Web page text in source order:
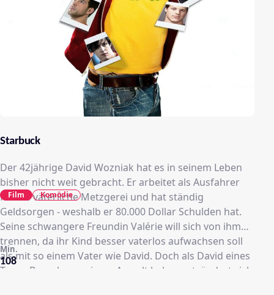
Starbuck
Der 42jährige David Wozniak hat es in seinem Leben
bisher nicht weit gebracht. Er arbeitet als Ausfahrer
für die väterliche Metzgerei und hat ständig
Geldsorgen - weshalb er 80.000 Dollar Schulden hat.
Seine schwangere Freundin Valérie will sich von ihm
trennen, da ihr Kind besser vaterlos aufwachsen soll
als mit so einem Vater wie David. Doch als David eines
Tages Besuch von einem Anwalt bekommt, ändert sich
108
Min.
Film Komödie